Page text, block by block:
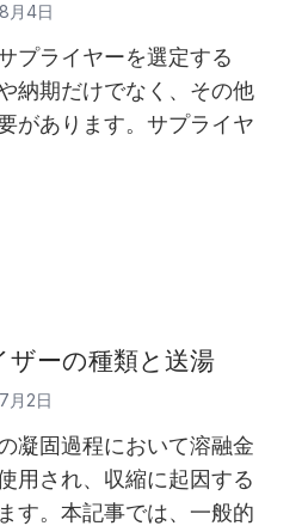
月4日
プライヤーを選定する
納期だけでなく、その他
があります。サプライヤ
ーの種類と送湯
月2日
凝固過程において溶融金
用され、収縮に起因する
す。本記事では、一般的